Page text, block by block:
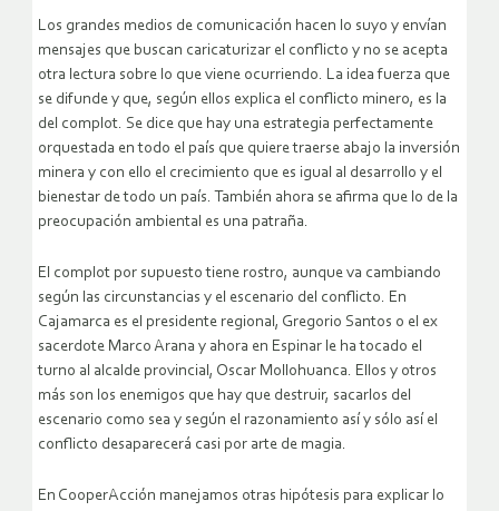
Los grandes medios de comunicación hacen lo suyo y envían
mensajes que buscan caricaturizar el conflicto y no se acepta
otra lectura sobre lo que viene ocurriendo. La idea fuerza que
se difunde y que, según ellos explica el conflicto minero, es la
del complot. Se dice que hay una estrategia perfectamente
orquestada en todo el país que quiere traerse abajo la inversión
minera y con ello el crecimiento que es igual al desarrollo y el
bienestar de todo un país. También ahora se afirma que lo de la
preocupación ambiental es una patraña.
El complot por supuesto tiene rostro, aunque va cambiando
según las circunstancias y el escenario del conflicto. En
Cajamarca es el presidente regional, Gregorio Santos o el ex
sacerdote Marco Arana y ahora en Espinar le ha tocado el
turno al alcalde provincial, Oscar Mollohuanca. Ellos y otros
más son los enemigos que hay que destruir, sacarlos del
escenario como sea y según el razonamiento así y sólo así el
conflicto desaparecerá casi por arte de magia.
En CooperAcción manejamos otras hipótesis para explicar lo